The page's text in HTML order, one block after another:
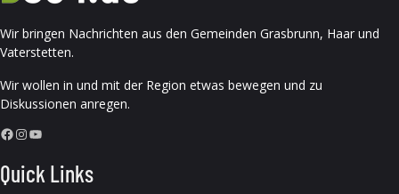
Wir bringen Nachrichten aus den Gemeinden Grasbrunn, Haar und
Vaterstetten.
Wir wollen in und mit der Region etwas bewegen und zu
Diskussionen anregen.
Facebook InstagramYouTube
Quick Links